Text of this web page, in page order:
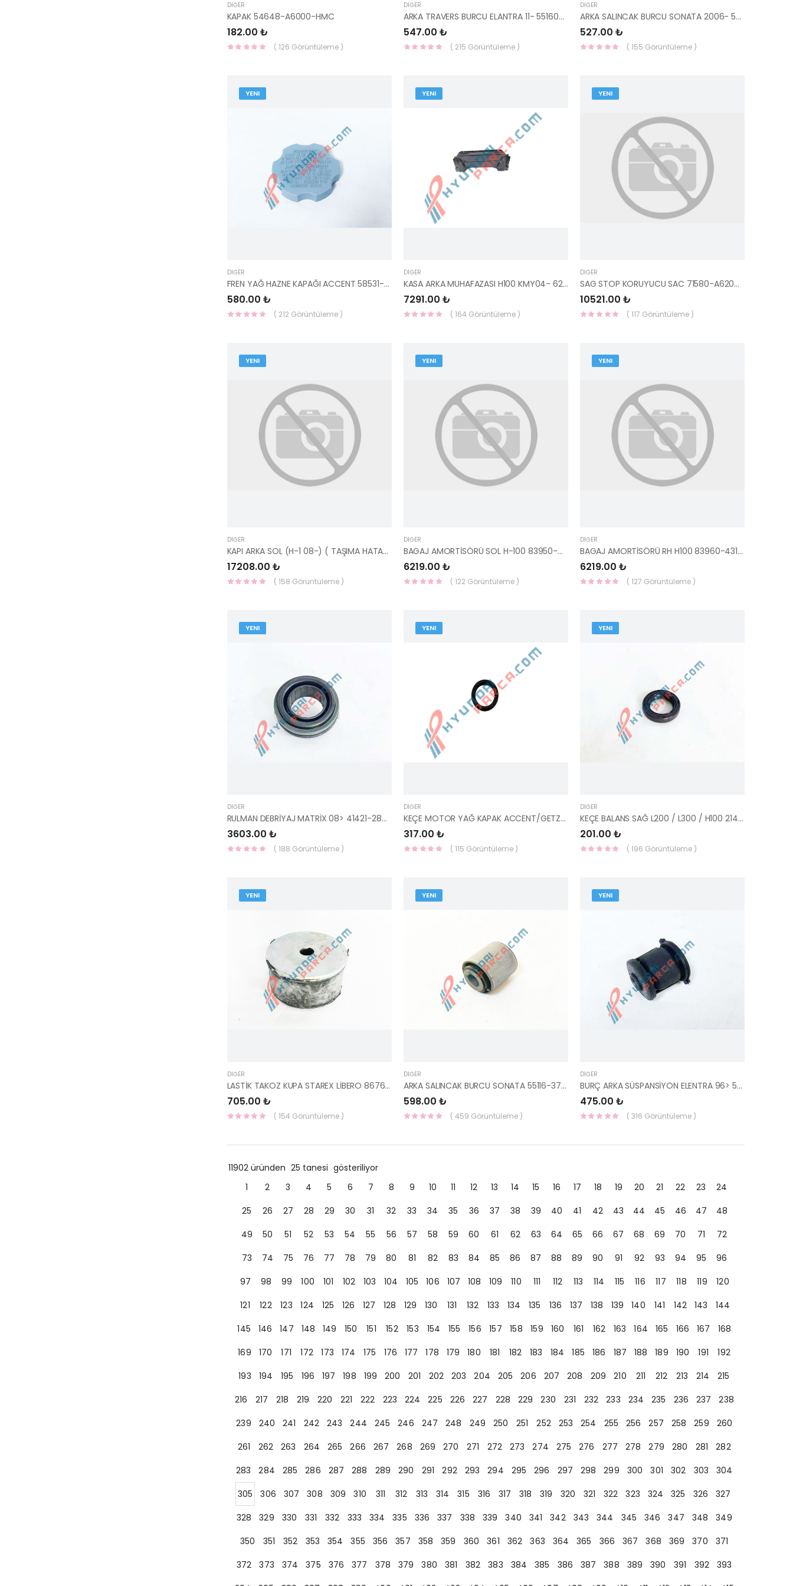
DIĞER
KAPAK 54648-A6000-HMC
182.00 ₺
( 126 Görüntüleme )
DIĞER
ARKA TRAVERS BURCU ELANTRA 11- 55160-3X000-YS
547.00 ₺
( 215 Görüntüleme )
DIĞER
ARKA SALINCAK BURCU SONATA 2006- 55215-3K000-KORE
527.00 ₺
( 155 Görüntüleme )
YENI
DIĞER
FREN YAĞ HAZNE KAPAĞI ACCENT 58531-25300-HMC
580.00 ₺
( 212 Görüntüleme )
YENI
DIĞER
KASA ARKA MUHAFAZASI H100 KMY04- 62160-4F760-HMC
7291.00 ₺
( 164 Görüntüleme )
YENI
DIĞER
SAG STOP KORUYUCU SAC 71580-A6200-HMC
10521.00 ₺
( 117 Görüntüleme )
YENI
DIĞER
KAPI ARKA SOL (H-1 08-) ( TAŞIMA HATALI ) 77003-4H000-HMC
17208.00 ₺
( 158 Görüntüleme )
YENI
DIĞER
BAGAJ AMORTİSÖRÜ SOL H-100 83950-43100-HMC
6219.00 ₺
( 122 Görüntüleme )
YENI
DIĞER
BAGAJ AMORTİSÖRÜ RH H100 83960-43100-HMC
6219.00 ₺
( 127 Görüntüleme )
YENI
DIĞER
RULMAN DEBRİYAJ MATRİX 08> 41421-28030-HMC
3603.00 ₺
( 188 Görüntüleme )
YENI
DIĞER
KEÇE MOTOR YAĞ KAPAK ACCENT/GETZ/ERA/SON. 26502-22600-HMC
317.00 ₺
( 115 Görüntüleme )
YENI
DIĞER
KEÇE BALANS SAĞ L200 / L300 / H100 21421-33134-HMC
201.00 ₺
( 196 Görüntüleme )
YENI
DIĞER
LASTİK TAKOZ KUPA STAREX LİBERO 86765-47000-HMC
705.00 ₺
( 154 Görüntüleme )
YENI
DIĞER
ARKA SALINCAK BURCU SONATA 55116-37000-HMC
598.00 ₺
( 459 Görüntüleme )
YENI
DIĞER
BURÇ ARKA SÜSPANSİYON ELENTRA 96> 55116-29000-HMC
475.00 ₺
( 316 Görüntüleme )
11902 üründen 25 tanesi gösteriliyor
1
2 3 4 5 6 7 8 9 10 11 12 13 14 15 16 17 18 19 20 21 22 23
24
25
26 27 28 29 30 31 32 33 34 35 36 37 38 39 40 41 42 43 44 45 46 47
48
49
50 51 52 53 54 55 56 57 58 59 60 61 62 63 64 65 66 67 68 69 70 71
72
73
74 75 76 77 78 79 80 81 82 83 84 85 86 87 88 89 90 91 92 93 94 95
96
97
98 99 100 101 102 103 104 105 106 107 108 109 110 111 112 113 114 115 116 117 118 119
120
121
122 123 124 125 126 127 128 129 130 131 132 133 134 135 136 137 138 139 140 141 142 143
144
145
146 147 148 149 150 151 152 153 154 155 156 157 158 159 160 161 162 163 164 165 166 167
168
169
170 171 172 173 174 175 176 177 178 179 180 181 182 183 184 185 186 187 188 189 190 191
192
193
194 195 196 197 198 199 200 201 202 203 204 205 206 207 208 209 210 211 212 213 214
215
216
217 218 219 220 221 222 223 224 225 226 227 228 229 230 231 232 233 234 235 236 237
238
239
240 241 242 243 244 245 246 247 248 249 250 251 252 253 254 255 256 257 258 259
260
261
262 263 264 265 266 267 268 269 270 271 272 273 274 275 276 277 278 279 280 281
282
283
284 285 286 287 288 289 290 291 292 293 294 295 296 297 298 299 300 301 302 303
304
305
306 307 308 309 310 311 312 313 314 315 316 317 318 319 320 321 322 323 324 325 326
327
328
329 330 331 332 333 334 335 336 337 338 339 340 341 342 343 344 345 346 347 348
349
350
351 352 353 354 355 356 357 358 359 360 361 362 363 364 365 366 367 368 369 370
371
372
373 374 375 376 377 378 379 380 381 382 383 384 385 386 387 388 389 390 391 392
393